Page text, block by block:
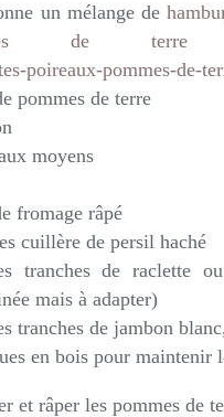
un mélange de
de terre
pommes de terre
moyens
fromage râpé
cuillère de persil haché
tranches de raclette
mais à adapter)
tranches de jambon
en bois pour maintenir
et râper les pommes de